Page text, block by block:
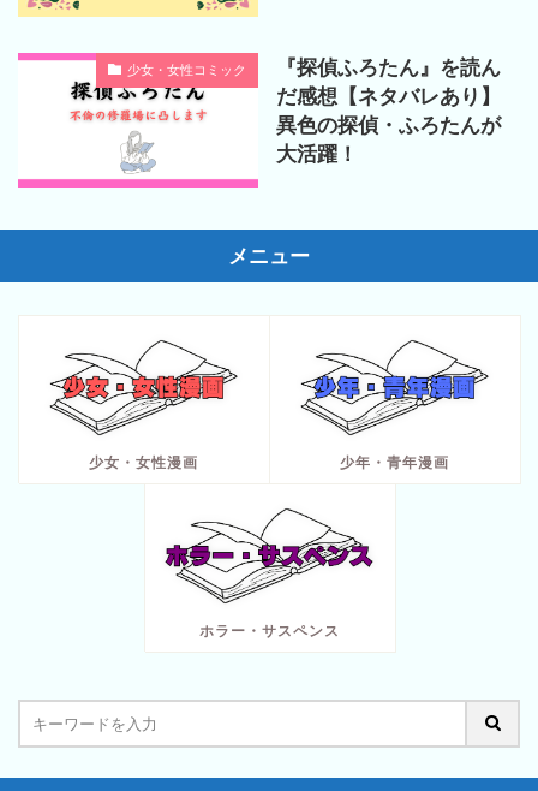
少女・女性コミック
『探偵ふろたん』を読ん
だ感想【ネタバレあり】
異色の探偵・ふろたんが
大活躍！
メニュー
少女・女性漫画 少年・青年漫画
ホラー・サスペンス